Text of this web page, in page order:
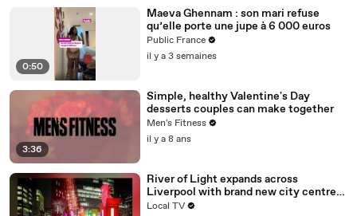
0:50
Maeva Ghennam : son mari refuse
qu’elle porte une jupe à 6 000 euros
Public France
il y a 3 semaines
3:36
Simple, healthy Valentine's Day
desserts couples can make together
Men's Fitness
il y a 8 ans
River of Light expands across
Liverpool with brand new city centre
trail
Local TV